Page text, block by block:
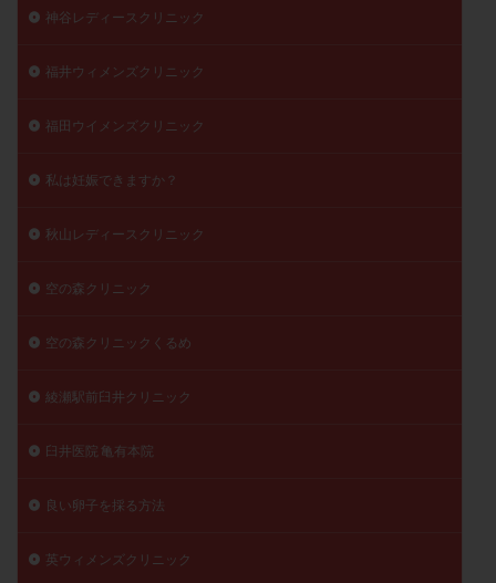
神谷レディースクリニック
福井ウィメンズクリニック
福田ウイメンズクリニック
私は妊娠できますか？
秋山レディースクリニック
空の森クリニック
空の森クリニックくるめ
綾瀬駅前臼井クリニック
臼井医院 亀有本院
良い卵子を採る方法
英ウィメンズクリニック